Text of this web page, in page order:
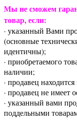
Мы не сможем
товар, если:
· указанный Вами
(основные
идентичны);
· приобретаемого
наличии;
· продавец
· продавец не
· указанный вами
поддельными